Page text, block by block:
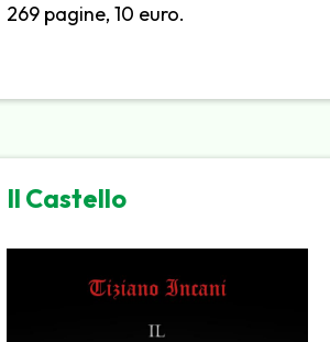
269 pagine, 10 euro.
Il Castello